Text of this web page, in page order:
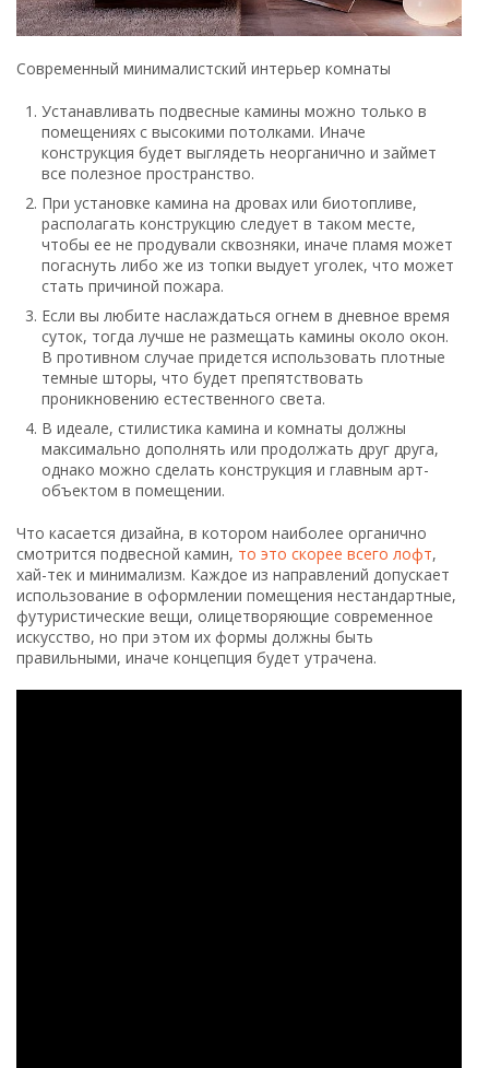
Современный минималистский интерьер комнаты
Устанавливать подвесные камины можно только в
помещениях с высокими потолками. Иначе
конструкция будет выглядеть неорганично и займет
все полезное пространство.
При установке камина на дровах или биотопливе,
располагать конструкцию следует в таком месте,
чтобы ее не продували сквозняки, иначе пламя может
погаснуть либо же из топки выдует уголек, что может
стать причиной пожара.
Если вы любите наслаждаться огнем в дневное время
суток, тогда лучше не размещать камины около окон.
В противном случае придется использовать плотные
темные шторы, что будет препятствовать
проникновению естественного света.
В идеале, стилистика камина и комнаты должны
максимально дополнять или продолжать друг друга,
однако можно сделать конструкция и главным арт-
объектом в помещении.
Что касается дизайна, в котором наиболее органично
смотрится подвесной камин, то это скорее всего лофт,
хай-тек и минимализм. Каждое из направлений допускает
использование в оформлении помещения нестандартные,
футуристические вещи, олицетворяющие современное
искусство, но при этом их формы должны быть
правильными, иначе концепция будет утрачена.